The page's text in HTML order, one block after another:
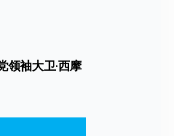
领袖大卫·西摩